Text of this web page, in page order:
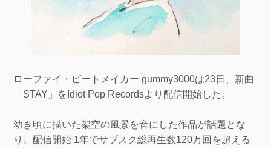
ローファイ・ビートメイカー gummy3000は23日、新曲
「STAY」をIdiot Pop Recordsより配信開始した。
幼き頃に描いた架空の風景を音にした作品が話題とな
り、配信開始 1年でサブスク総再生数120万回を超える